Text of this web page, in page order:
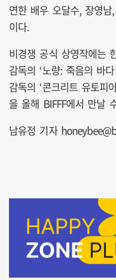
연한 배우 오달수, 장영
이다.
비경쟁 공식 상영작에는
감독의 ‘노량: 죽음의 바
감독의 ‘콘크리트 유토피
을 올해 BIFFF에서 만날
남유정 기자